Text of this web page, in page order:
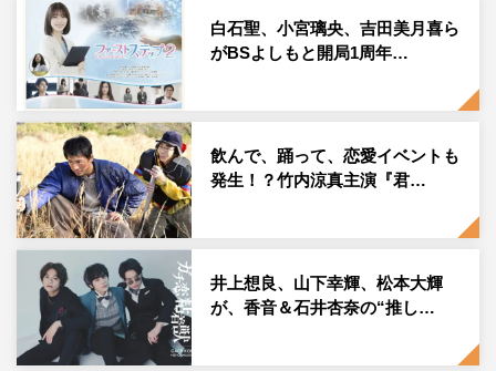
望する声が多く上がっていた。今回小林監督の手により未
公開映像を含め再編集され、『永遠の昨日 完全版』とし
て放送される。
4月13日（木）からMBS、テレビ神奈川での放送がスター
トし、群馬テレビ、とちテレ、テレ玉、チバテレでも順次
放送。TVer、MBS動画イズムでは見逃し配信を予定して
いる。
完全版の放送に寄せた小宮・井上、小林監督、原作者の榎
田のコメントは下記に掲載。
山田浩一役：小宮璃央 コメント
白石聖、小宮璃央、吉田美月喜ら
がBSよしもと開局1周年…
飲んで、踊って、恋愛イベントも
発生！？竹内涼真主演『君…
井上想良、山下幸輝、松本大輝
が、香音＆石井杏奈の“推し…